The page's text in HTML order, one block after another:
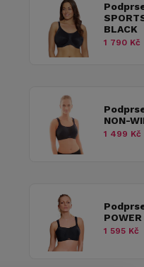
BLACK
1 790 Kč
NON-
1 499 Kč
1 595 Kč